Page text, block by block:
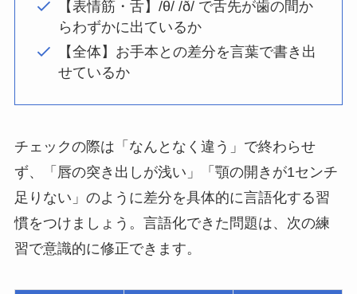
【表情筋・舌】/θ/ /ð/ で舌先が歯の間か
らわずかに出ているか
【全体】お手本との差分を言葉で書き出
せているか
チェックの際は「なんとなく違う」で終わらせ
ず、「唇の突き出しが浅い」「顎の開きが1センチ
足りない」のように差分を具体的に言語化する習
慣をつけましょう。言語化できた問題は、次の練
習で意識的に修正できます。